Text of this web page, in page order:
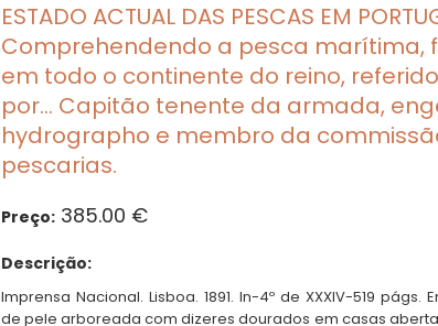
ESTADO ACTUAL DAS PESCAS EM
Comprehendendo a pesca marítima,
em todo o continente do reino,
por… Capitão tenente da armada,
hydrographo e membro da
pescarias.
Preço: 385.00 €
Descrição:
Imprensa Nacional. Lisboa. 1891. In-4º de XXXIV-519
de pele arboreada com dizeres dourados em casas